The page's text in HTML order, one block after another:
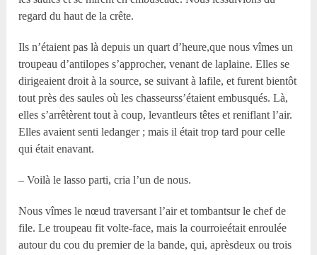
regard du haut de la crête.
Ils n’étaient pas là depuis un quart d’heure,que nous vîmes un
troupeau d’antilopes s’approcher, venant de laplaine. Elles se
dirigeaient droit à la source, se suivant à lafile, et furent bientôt
tout près des saules où les chasseurss’étaient embusqués. Là,
elles s’arrêtèrent tout à coup, levantleurs têtes et reniflant l’air.
Elles avaient senti ledanger ; mais il était trop tard pour celle
qui était enavant.
– Voilà le lasso parti, cria l’un de nous.
Nous vîmes le nœud traversant l’air et tombantsur le chef de
file. Le troupeau fit volte-face, mais la courroieétait enroulée
autour du cou du premier de la bande, qui, aprèsdeux ou trois